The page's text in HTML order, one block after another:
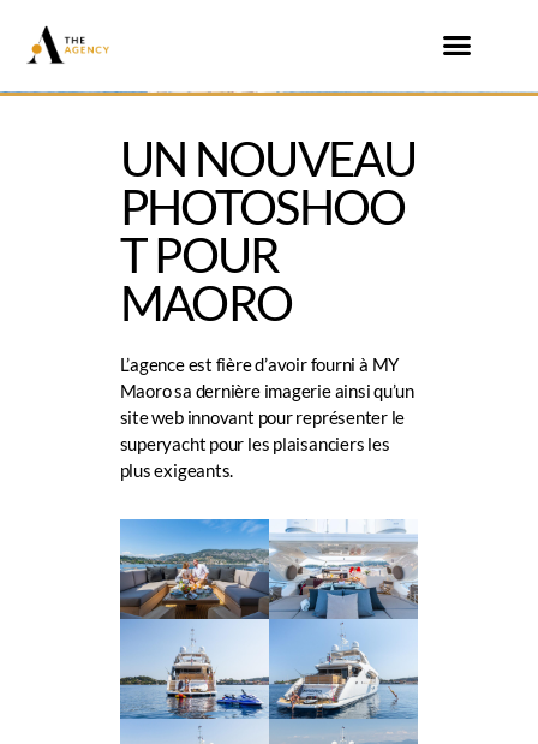
UN NOUVEAU
PHOTOSHOO
T POUR
MAORO
L’agence est fière d’avoir fourni à MY
Maorosa dernière imagerie ainsi qu’un
site web innovant pour représenter le
superyacht pour les plaisanciers les
plus exigeants.